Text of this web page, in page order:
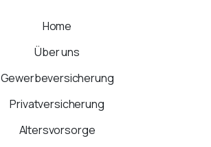
Home
Über uns
Gewerbeversicherung
Privatversicherung
Altersvorsorge